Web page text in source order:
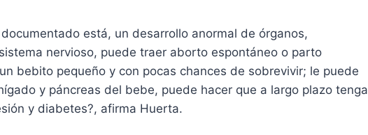
está, un desarrollo anormal de órganos,
nervioso, puede traer aborto espontáneo o parto
bebito pequeño y con pocas chances de sobrevivir; le puede
y páncreas del bebe, puede hacer que a largo plazo tenga
y diabetes?, afirma Huerta.